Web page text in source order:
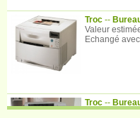
Troc --
Valeur
Echangé
Troc --
Valeur